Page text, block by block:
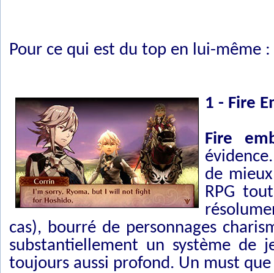
Pour ce qui est du top en lui-même :
1 - Fire
Fire
de
RPG
cas), bourré de personnages
substantiellement un système de
toujours aussi profond. Un must que